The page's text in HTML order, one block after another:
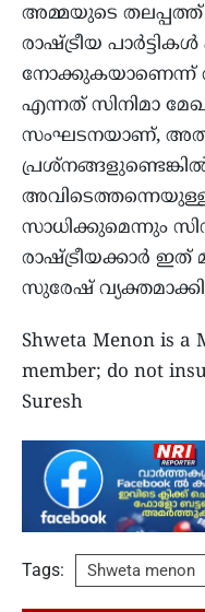
അമ്മയുടെ
രാഷ്ട്രീയ
നോക്കുകയാണെന്ന്
എന്നത് സിനിമാ
സംഘടനയാണ്,
സാധിക്കുമെന്നും
രാഷ്ട്രീയക്കാർ ഇത്
സുരേഷ്
Shweta Menon is a
member; do not
Suresh
Tags: Shweta menon